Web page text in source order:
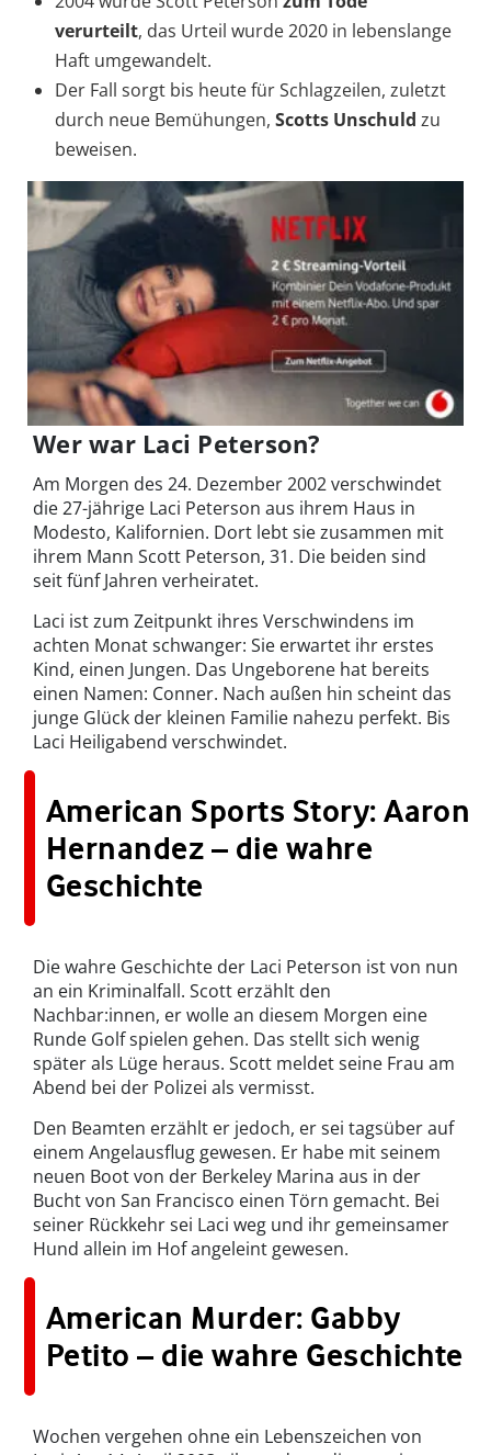
verurteilt, das Urteil wurde 2020 in lebenslange
Haft umgewandelt.
Der Fall sorgt bis heute für Schlagzeilen, zuletzt
durch neue Bemühungen, Scotts Unschuld zu
beweisen.
Wer war Laci Peterson?
Am Morgen des 24. Dezember 2002 verschwindet
die 27-jährige Laci Peterson aus ihrem Haus in
Modesto, Kalifornien. Dort lebt sie zusammen mit
ihrem Mann Scott Peterson, 31. Die beiden sind
seit fünf Jahren verheiratet.
Laci ist zum Zeitpunkt ihres Verschwindens im
achten Monat schwanger: Sie erwartet ihr erstes
Kind, einen Jungen. Das Ungeborene hat bereits
einen Namen: Conner. Nach außen hin scheint das
junge Glück der kleinen Familie nahezu perfekt. Bis
Laci Heiligabend verschwindet.
American Sports Story: Aaron
Hernandez – die wahre
Geschichte
Die wahre Geschichte der Laci Peterson ist von nun
an ein Kriminalfall. Scott erzählt den
Nachbar:innen, er wolle an diesem Morgen eine
Runde Golf spielen gehen. Das stellt sich wenig
später als Lüge heraus. Scott meldet seine Frau am
Abend bei der Polizei als vermisst.
Den Beamten erzählt er jedoch, er sei tagsüber auf
einem Angelausflug gewesen. Er habe mit seinem
neuen Boot von der Berkeley Marina aus in der
Bucht von San Francisco einen Törn gemacht. Bei
seiner Rückkehr sei Laci weg und ihr gemeinsamer
Hund allein im Hof angeleint gewesen.
American Murder: Gabby
Petito – die wahre Geschichte
Wochen vergehen ohne ein Lebenszeichen von